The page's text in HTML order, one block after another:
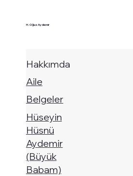
H. Oğuz Aydemir
Hakkımda
Aile
Belgeler
Hüseyin
Hüsnü
Aydemir
(Büyük
Babam)